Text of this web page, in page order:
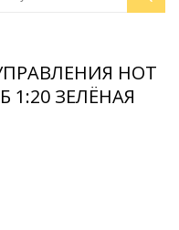
HOT
1:20 ЗЕЛЁНАЯ